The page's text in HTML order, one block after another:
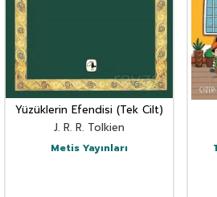
Yüzüklerin Efendisi (Tek Cilt)
J. R. R. Tolkien
Metis Yayınları